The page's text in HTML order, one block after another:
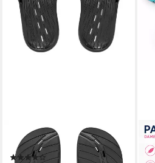
SPEEDO
Badesandale schnell trocknent
(15)